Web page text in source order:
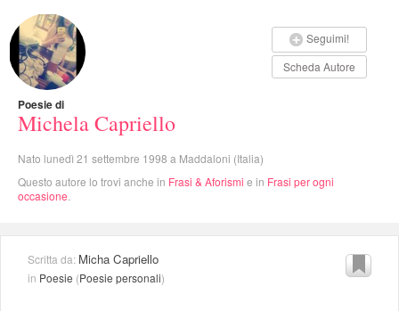
Seguimi!
Scheda Autore
Poesie di
Michela Capriello
Nato lunedì 21 settembre 1998 a Maddaloni (Italia)
Questo autore lo trovi anche in Frasi & Aforismi e in Frasi per ogni
occasione
Scritta da: Micha Capriello
in Poesie (Poesie personali)